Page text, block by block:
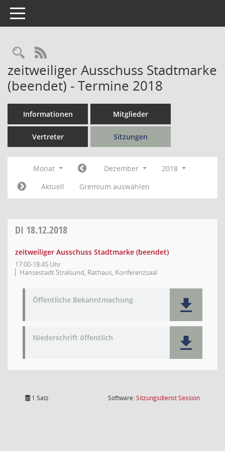
Toggle navigation
Rechercheauswahl
RSS-Feed
zeitweiliger Ausschuss Stadtmarke
(beendet) - Termine 2018
Informationen Mitglieder
Vertreter Sitzungen
Monat Dezember
2018
Aktuell
Gremium auswählen
DI 18.12.2018
zeitweiliger Ausschuss Stadtmarke (beendet)
17:00-18:45 Uhr
Hansestadt Stralsund, Rathaus, Konferenzsaal
Öffentliche Bekanntmachung
Niederschrift öffentlich
1 Satz Software:SitzungsdienstSession(Wird in